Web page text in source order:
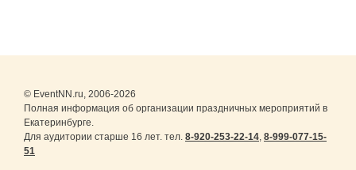
© EventNN.ru, 2006-2026
Полная информация об организации праздничных мероприятий в
Екатеринбурге.
Для аудитории старше 16 лет. тел. 8-920-253-22-14, 8-999-077-15-
51